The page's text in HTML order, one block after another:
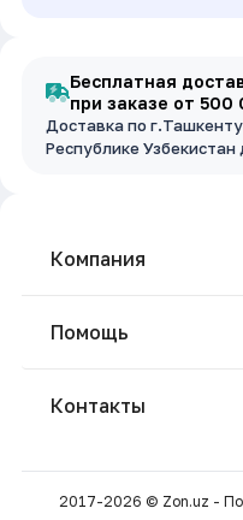
Бесплатная
при заказе от 500
Доставка по
Республике Узбекистан
Компания
Помощь
Контакты
2017-2026 © Zon.uz -